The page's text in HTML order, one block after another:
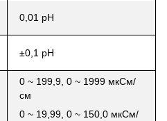
0,01 рН
±0,1 рН
0 ~ 199,9, 0 ~ 1999 мкСм/
см
0 ~ 19,99, 0 ~ 150,0 мкСм/